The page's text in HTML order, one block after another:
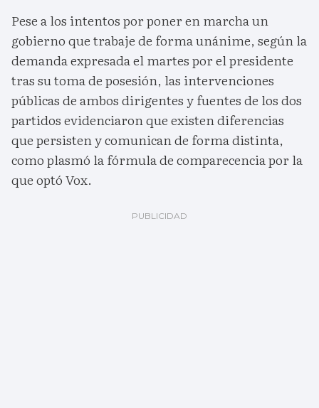
Pese a los intentos por poner en marcha un
gobierno que trabaje de forma unánime, según la
demanda expresada el martes por el presidente
tras su toma de posesión, las intervenciones
públicas de ambos dirigentes y fuentes de los dos
partidos evidenciaron que existen diferencias
que persisten y comunican de forma distinta,
como plasmó la fórmula de comparecencia por la
que optó Vox.